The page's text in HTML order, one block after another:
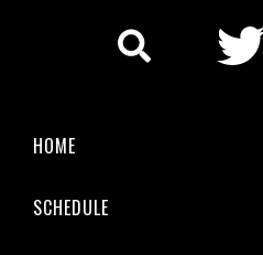
HOME
SCHEDULE